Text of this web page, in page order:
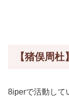
【猪俣周
8iperで活動して